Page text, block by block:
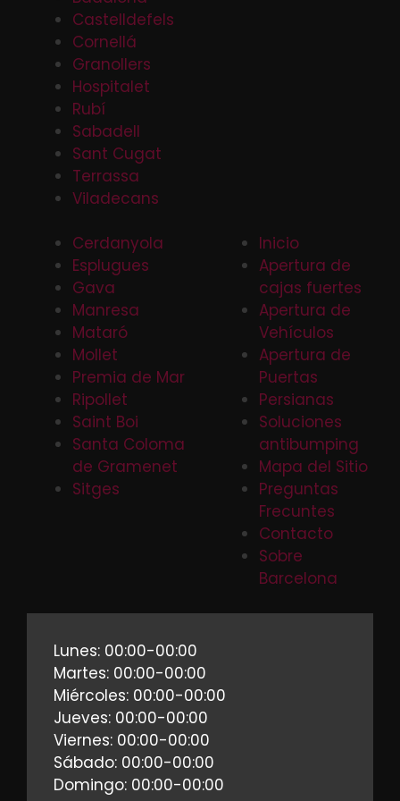
Castelldefels
Cornellá
Granollers
Hospitalet
Rubí
Sabadell
Sant Cugat
Terrassa
Viladecans
Cerdanyola
Esplugues
Gava
Manresa
Mataró
Mollet
Premia de Mar
Ripollet
Saint Boi
Santa Coloma
de Gramenet
Sitges
Inicio
Apertura de
cajas fuertes
Apertura de
Vehículos
Apertura de
Puertas
Persianas
Soluciones
antibumping
Mapa del Sitio
Preguntas
Frecuntes
Contacto
Sobre
Barcelona
Lunes: 00:00-00:00
Martes: 00:00-00:00
Miércoles: 00:00-00:00
Jueves: 00:00-00:00
Viernes: 00:00-00:00
Sábado: 00:00-00:00
Domingo: 00:00-00:00